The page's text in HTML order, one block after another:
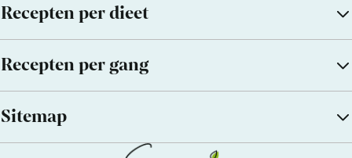
Recepten per dieet
Recepten per gang
Sitemap